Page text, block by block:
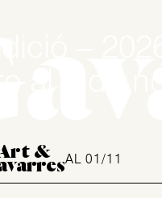
& AL 01/11